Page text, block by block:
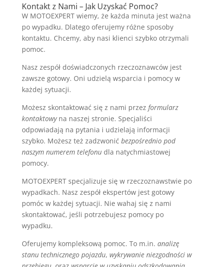
Kontakt z Nami – Jak Uzyskać Pomoc?
W MOTOEXPERT wiemy, że każda minuta jest ważna
po wypadku. Dlatego oferujemy różne sposoby
kontaktu. Chcemy, aby nasi klienci szybko otrzymali
pomoc.
Nasz zespół doświadczonych rzeczoznawców jest
zawsze gotowy. Oni udzielą wsparcia i pomocy w
każdej sytuacji.
Możesz skontaktować się z nami przez formularz
kontaktowyna naszej stronie. Specjaliści
odpowiadają na pytania i udzielają informacji
szybko. Możesz też zadzwonić bezpośrednio pod
naszym numerem telefonudla natychmiastowej
pomocy.
MOTOEXPERT specjalizuje się w rzeczoznawstwie po
wypadkach. Nasz zespół ekspertów jest gotowy
pomóc w każdej sytuacji. Nie wahaj się z nami
skontaktować, jeśli potrzebujesz pomocy po
wypadku.
Oferujemy kompleksową pomoc. To m.in. analizę
stanu technicznego pojazdu, wykrywanie niezgodności w